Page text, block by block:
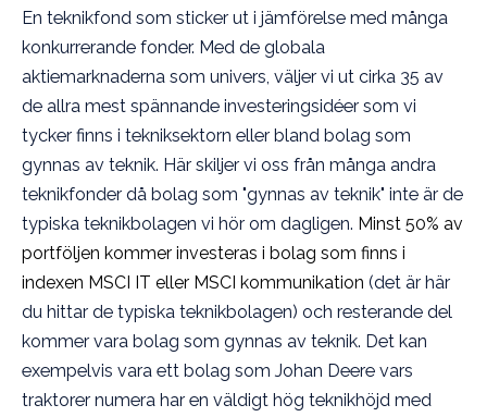
En teknikfond som sticker ut i jämförelse med många
konkurrerande fonder. Med de globala
aktiemarknaderna som univers, väljer vi ut cirka 35 av
de allra mest spännande investeringsidéer som vi
tycker finns i tekniksektorn eller bland bolag som
gynnas av teknik. Här skiljer vi oss från många andra
teknikfonder då bolag som "gynnas av teknik" inte är de
typiska teknikbolagen vi hör om dagligen. Minst 50% av
portföljen kommer investeras i bolag som finns i
indexen MSCI IT eller MSCI kommunikation (det är här
du hittar de typiska teknikbolagen) och resterande del
kommer vara bolag som gynnas av teknik. Det kan
exempelvis vara ett bolag som Johan Deere vars
traktorer numera har en väldigt hög teknikhöjd med